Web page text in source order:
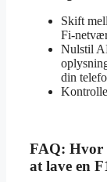
Skift
Fi-
Nulstil
din
FAQ: Hvor
at lave en